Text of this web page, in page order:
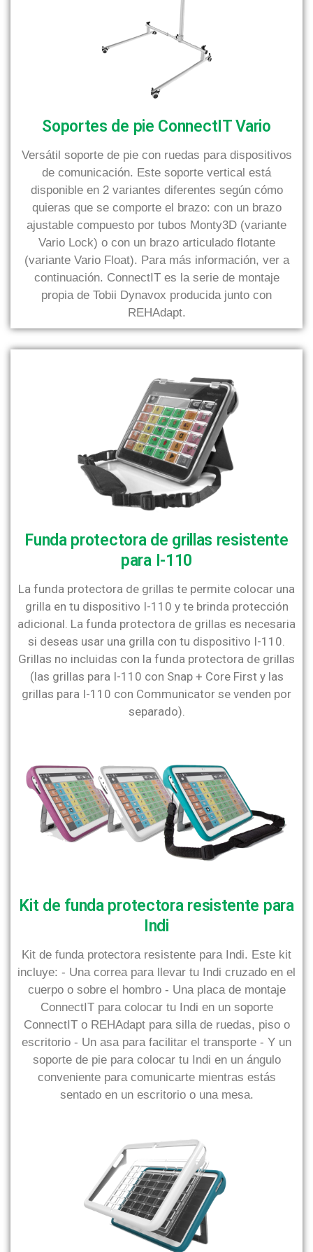
Soportes de pie ConnectIT Vario
Versátil soporte de pie con ruedas para dispositivos
de comunicación. Este soporte vertical está
disponible en 2 variantes diferentes según cómo
quieras que se comporte el brazo: con un brazo
ajustable compuesto por tubos Monty3D (variante
Vario Lock) o con un brazo articulado flotante
(variante Vario Float). Para más información, ver a
continuación. ConnectIT es la serie de montaje
propia de Tobii Dynavox producida junto con
REHAdapt.
Funda protectora de grillas resistente
para I-110
La funda protectora de grillas te permite colocar una
grilla en tu dispositivo I-110 y te brinda protección
adicional. La funda protectora de grillas es necesaria
si deseas usar una grilla con tu dispositivo I-110.
Grillas no incluidas con la funda protectora de grillas
(las grillas para I-110 con Snap + Core First y las
grillas para I-110 con Communicator se venden por
separado).
Kit de funda protectora resistente para
Indi
Kit de funda protectora resistente para Indi. Este kit
incluye: - Una correa para llevar tu Indi cruzado en el
cuerpo o sobre el hombro - Una placa de montaje
ConnectIT para colocar tu Indi en un soporte
ConnectIT o REHAdapt para silla de ruedas, piso o
escritorio - Un asa para facilitar el transporte - Y un
soporte de pie para colocar tu Indi en un ángulo
conveniente para comunicarte mientras estás
sentado en un escritorio o una mesa.